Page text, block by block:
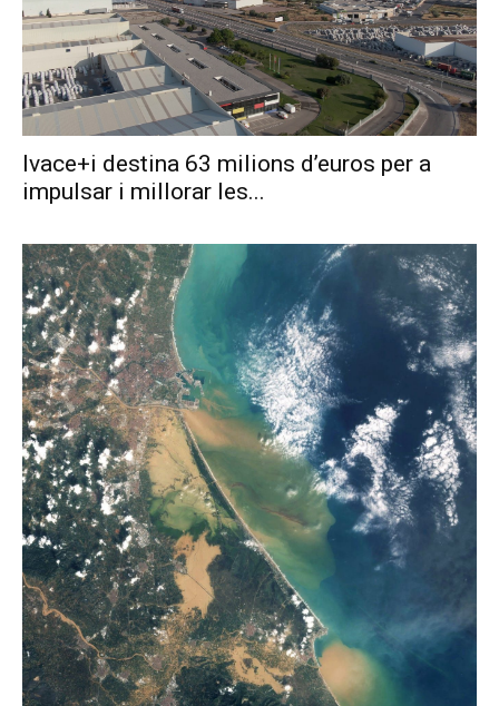
Ivace+i destina 63 milions d’euros per a
impulsar i millorar les...